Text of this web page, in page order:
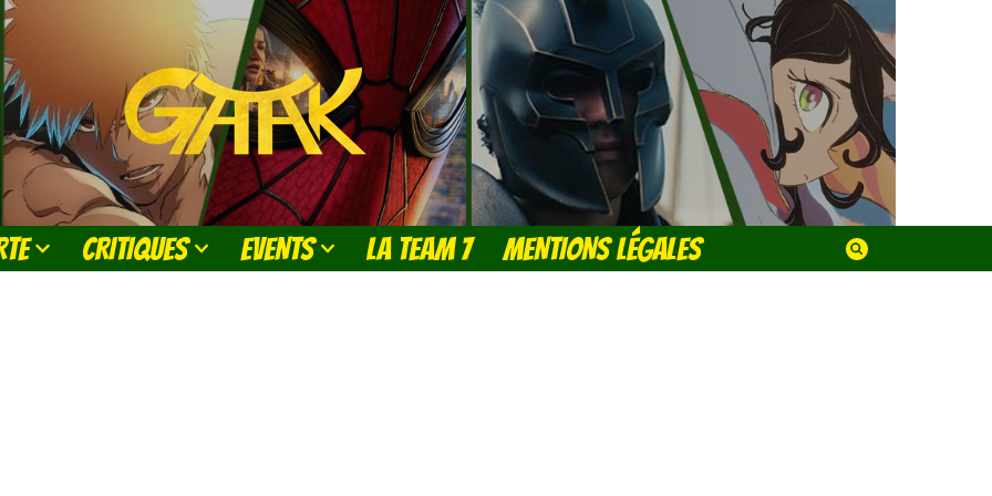
CRITIQUES EVENTS LA TEAM 7 MENTIONS LÉGALES